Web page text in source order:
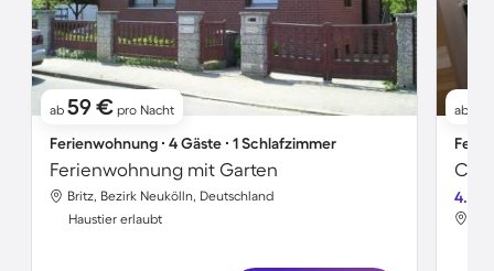
ab 59 € pro Nacht
Ferienwohnung ∙ 4 Gäste ∙ 1 Schlafzimmer
Ferienwohnung mit Garten
Britz, Bezirk Neukölln, Deutschland
Haustier erlaubt
ab
4.6